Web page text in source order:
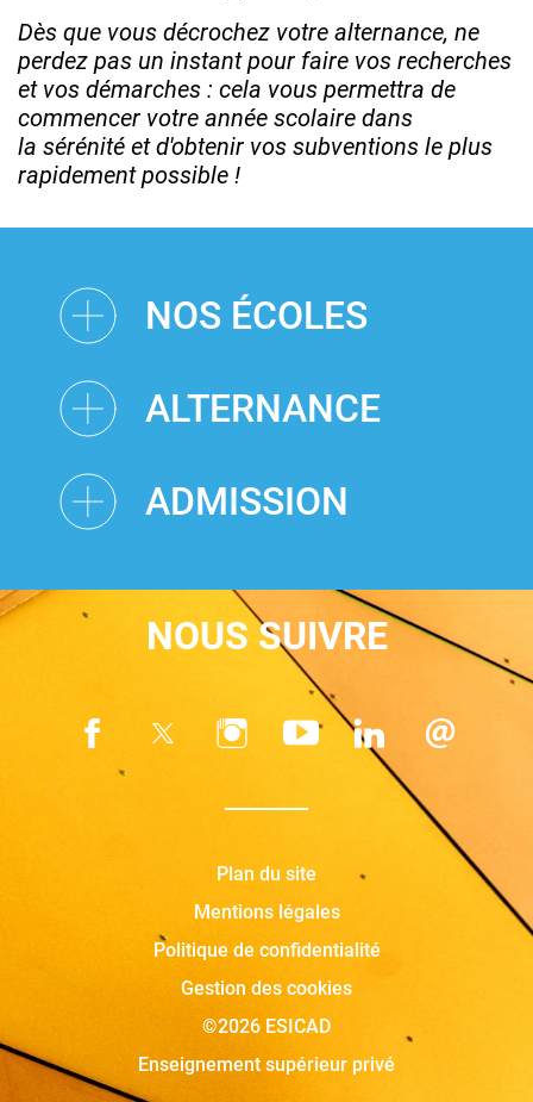
Dès que vous décrochez votre alternance, ne
perdez pas un instant pour faire vos recherches
et vos démarches : cela vous permettra de
commencer votre année scolaire dans
la sérénité et d'obtenir vos subventions le plus
rapidement possible !
NOS ÉCOLES
ALTERNANCE
ADMISSION
NOUS SUIVRE
Plan du site
Mentions légales
Politique de confidentialité
Gestion des cookies
©2026 ESICAD
Enseignement supérieur privé